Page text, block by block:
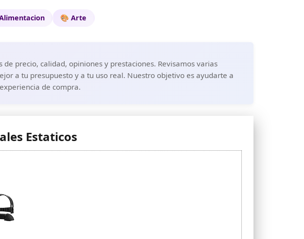
🎨 Arte
precio, calidad, opiniones y prestaciones. Revisamos varias
a tu presupuesto y a tu uso real. Nuestro objetivo es ayudarte a
de compra.
Estaticos